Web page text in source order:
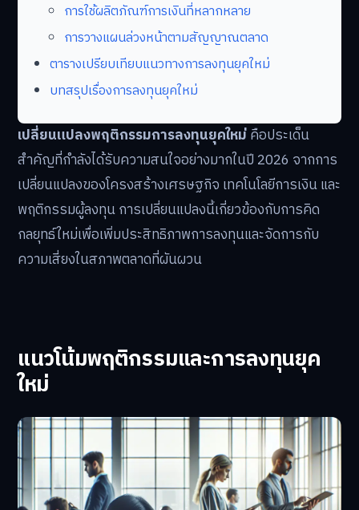
การใช้ผลิตภัณฑ์การเงินที่หลากหลาย
การวางแผนล่วงหน้าตามสัญญาณตลาด
ตารางเปรียบเทียบแนวทางการลงทุนยุคใหม่
บทสรุปเรื่องการลงทุนยุคใหม่
เปลี่ยนแปลงพฤติกรรมการลงทุนยุคใหม่คือประเด็น
สำคัญที่กำลังได้รับความสนใจอย่างมากในปี 2026 จากการ
เปลี่ยนแปลงของโครงสร้างเศรษฐกิจ เทคโนโลยีการเงิน และ
พฤติกรรมผู้ลงทุน การเปลี่ยนแปลงนี้เกี่ยวข้องกับการคิด
กลยุทธ์ใหม่เพื่อเพิ่มประสิทธิภาพการลงทุนและจัดการกับ
ความเสี่ยงในสภาพตลาดที่ผันผวน
แนวโน้มพฤติกรรมและการลงทุนยุค
ใหม่